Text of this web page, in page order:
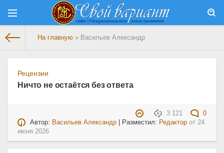
На главную » Васильев Александр
Рецензии
Ничто не остаётся без ответа
3 121
0
Автор: Васильев Александр | Разместил: Редактор от24
июня 2026